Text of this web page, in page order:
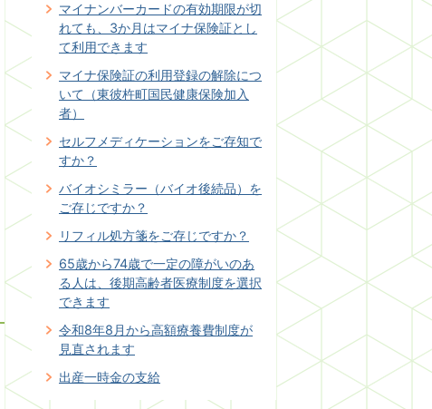
マイナンバーカードの有効期限が切
れても、3か月はマイナ保険証とし
て利用できます
マイナ保険証の利用登録の解除につ
いて（東彼杵町国民健康保険加入
者）
セルフメディケーションをご存知で
すか？
バイオシミラー（バイオ後続品）を
ご存じですか？
リフィル処方箋をご存じですか？
65歳から74歳で一定の障がいのあ
る人は、後期高齢者医療制度を選択
できます
令和8年8月から高額療養費制度が
見直されます
出産一時金の支給